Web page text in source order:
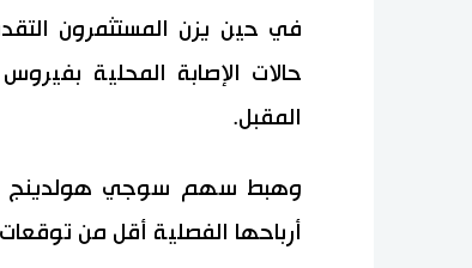
في حين يزن المستثمرون
حالات الإصابة المحلية
المقبل.
أرباحها الفصلية أقل من